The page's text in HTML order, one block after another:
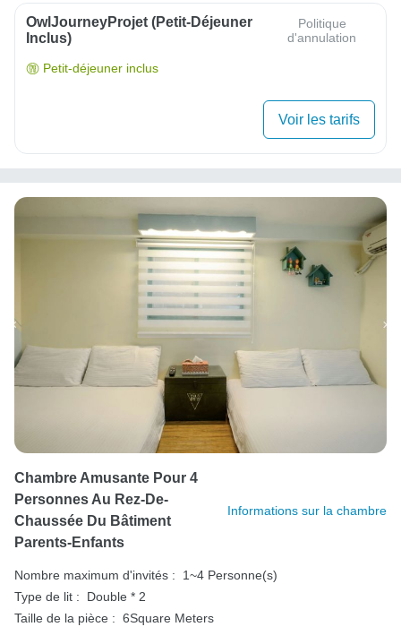
OwlJourneyProjet (petit-Déjeuner
Inclus)
Politique
d'annulation
Petit-déjeuner inclus
Voir les tarifs
Chambre Amusante Pour 4
Personnes Au Rez-De-
Chaussée Du Bâtiment
Parents-Enfants
Informations sur la chambre
Nombre maximum d'invités :
1~4 Personne(s)
Type de lit :
Double * 2
Taille de la pièce : 6Square Meters